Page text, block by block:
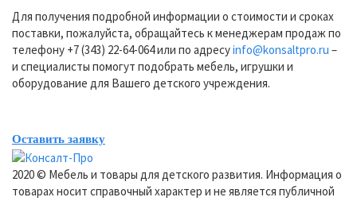
Для получения подробной информации о стоимости и сроках
поставки, пожалуйста, обращайтесь к менеджерам продаж по
телефону +7 (343) 22-64-064 или по адресуinfo@konsaltpro.ru –
и специалисты помогут подобрать мебель, игрушки и
оборудование для Вашего детского учреждения.
Оставить заявку
2020 © Мебель и товары для детского развития. Информация о
товарах носит справочный характер и не является публичной